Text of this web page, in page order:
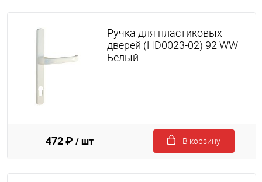
Ручка для пластиковых
дверей (HD0023-02) 92 WW
Белый
472 ₽ / шт В корзину